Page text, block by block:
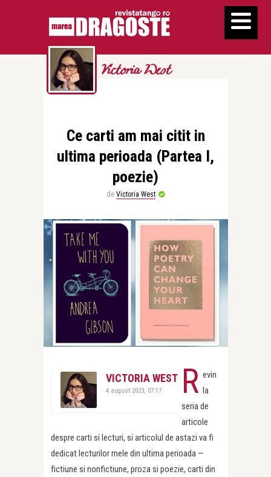
Victoria West
Ce carti am mai citit in
ultima perioada (Partea I,
poezie)
de Victoria West
VICTORIA WEST
4 august 2023, 07:17 R evin
la
seria de
articole
despre carti si lecturi, si articolul de astazi va fi
dedicat lecturilor mele din ultima perioada —
fictiune si nonfictiune, proza si poezie, carti din